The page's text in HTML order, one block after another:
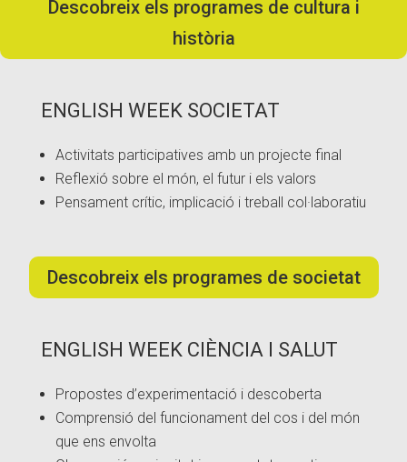
Descobreix els programes de cultura i
història
ENGLISH WEEK SOCIETAT
Activitats participatives amb un projecte final
Reflexió sobre el món, el futur i els valors
Pensament crític, implicació i treball col·laboratiu
Descobreix els programes de societat
ENGLISH WEEK CIÈNCIA I SALUT
Propostes d’experimentació i descoberta
Comprensió del funcionament del cos i del món
que ens envolta